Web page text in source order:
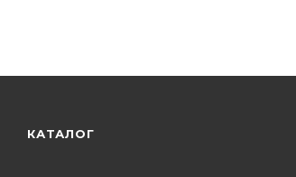
КАТАЛОГ